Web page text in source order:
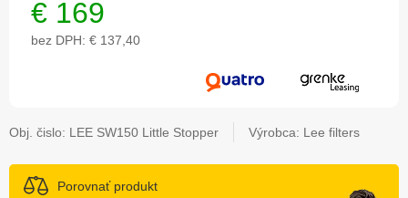
€ 169
bez DPH: € 137,40
Obj. čislo: LEE SW150 Little Stopper Výrobca: Lee filters
Porovnať produkt